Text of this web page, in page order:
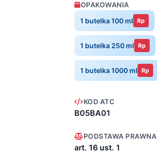
OPAKOWANIA
1 butelka 100 ml Rp
1 butelka 250 ml Rp
1 butelka 1000 ml Rp
KOD ATC
B05BA01
PODSTAWA PRAWNA
art. 16 ust. 1